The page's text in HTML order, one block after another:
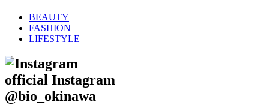
BEAUTY
FASHION
LIFESTYLE
official Instagram
@bio_okinawa